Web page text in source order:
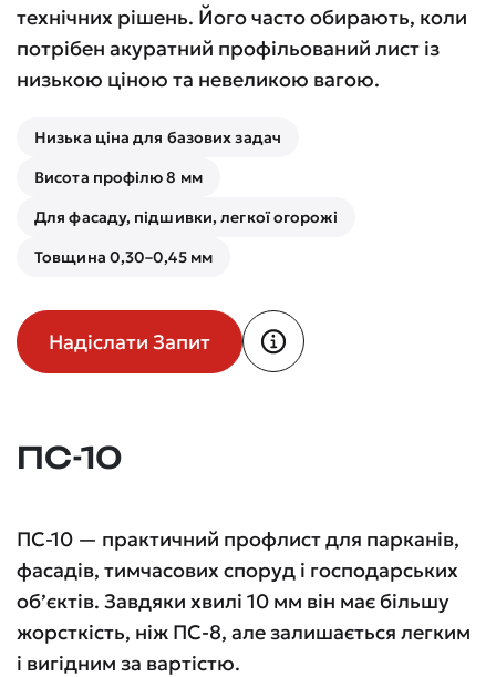
технічних рішень. Його часто обирають, коли
потрібен акуратний профільований лист із
низькою ціною та невеликою вагою.
Низька ціна для базових задач
Висота профілю 8 мм
Для фасаду, підшивки, легкої огорожі
Товщина 0,30–0,45 мм
Надіслати Запит
ПС-10
ПС-10 — практичний профлист для парканів,
фасадів, тимчасових споруд і господарських
об’єктів. Завдяки хвилі 10 мм він має більшу
жорсткість, ніж ПС-8, але залишається легким
і вигідним за вартістю.